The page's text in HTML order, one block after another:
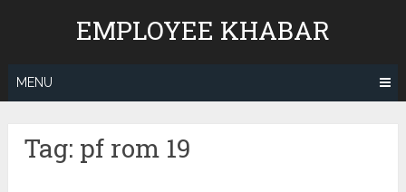
EMPLOYEE KHABAR
MENU
Tag: pf rom 19